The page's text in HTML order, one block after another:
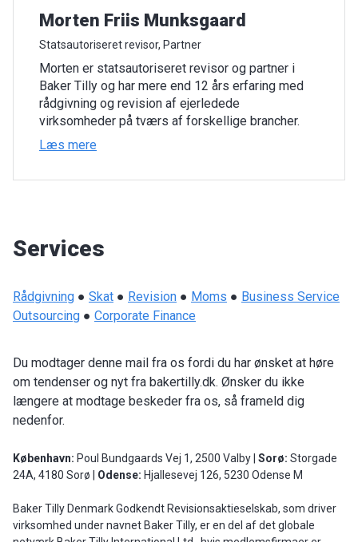
Morten Friis Munksgaard
Statsautoriseret revisor, Partner
Morten er statsautoriseret revisor og partner i
Baker Tilly og har mere end 12 års erfaring med
rådgivning og revision af ejerledede
virksomheder på tværs af forskellige brancher.
Læs mere
Services
Rådgivning ● Skat ● Revision ● Moms ● Business Service
Outsourcing ● Corporate Finance
Du modtager denne mail fra os fordi du har ønsket at høre
om tendenser og nyt fra bakertilly.dk. Ønsker du ikke
længere at modtage beskeder fra os, så frameld dig
nedenfor.
København: Poul Bundgaards Vej 1, 2500 Valby | Sorø: Storgade
24A, 4180 Sorø | Odense: Hjallesevej 126, 5230 Odense M
Baker Tilly Denmark Godkendt Revisionsaktieselskab, som driver
virksomhed under navnet Baker Tilly, er en del af det globale